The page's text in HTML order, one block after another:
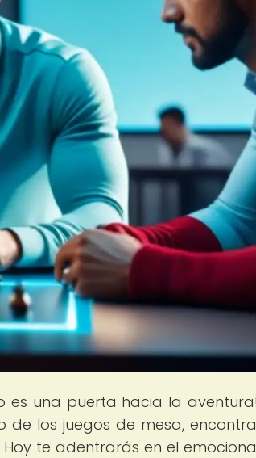
es una puerta hacia la
los juegos de mesa,
te adentrarás en el